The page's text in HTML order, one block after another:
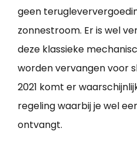
geen
zonnestroom. Er is wel
deze klassieke
worden vervangen voor
2021 komt er
regeling waarbij je wel
ontvangt.